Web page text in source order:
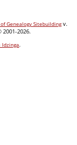
Genealogy Sitebuildingv.
2026.
Idzinga.